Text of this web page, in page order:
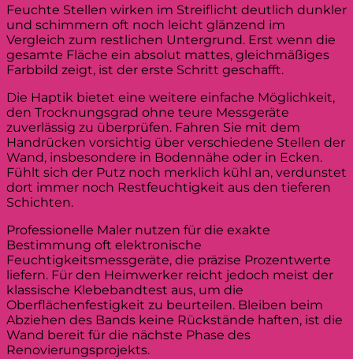
Feuchte Stellen wirken im Streiflicht deutlich dunkler
und schimmern oft noch leicht glänzend im
Vergleich zum restlichen Untergrund. Erst wenn die
gesamte Fläche ein absolut mattes, gleichmäßiges
Farbbild zeigt, ist der erste Schritt geschafft.
Die Haptik bietet eine weitere einfache Möglichkeit,
den Trocknungsgrad ohne teure Messgeräte
zuverlässig zu überprüfen. Fahren Sie mit dem
Handrücken vorsichtig über verschiedene Stellen der
Wand, insbesondere in Bodennähe oder in Ecken.
Fühlt sich der Putz noch merklich kühl an, verdunstet
dort immer noch Restfeuchtigkeit aus den tieferen
Schichten.
Professionelle Maler nutzen für die exakte
Bestimmung oft elektronische
Feuchtigkeitsmessgeräte, die präzise Prozentwerte
liefern. Für den Heimwerker reicht jedoch meist der
klassische Klebebandtest aus, um die
Oberflächenfestigkeit zu beurteilen. Bleiben beim
Abziehen des Bands keine Rückstände haften, ist die
Wand bereit für die nächste Phase des
Renovierungsprojekts.